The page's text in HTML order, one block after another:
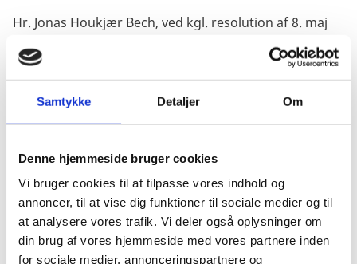
Samtykke Detaljer Om
Denne hjemmeside bruger cookies
Vi bruger cookies til at tilpasse vores indhold og
annoncer, til at vise dig funktioner til sociale medier og til
at analysere vores trafik. Vi deler også oplysninger om
din brug af vores hjemmeside med vores partnere inden
for sociale medier, annonceringspartnere og
Hr. Jonas Houkjær Bech, ved kgl. resolution af 8. maj
jurisdiktion i Thisted.
Konsulatets adresse og kontaktoplysninger:
Frederiksgade 14, 7700 Thisted
E-mail:mada@advodan.dk
Telefon: +45 97 92 28 88
Åbningstider: 09:00-16:00 (mandag-tirsdag)
Hr. Michael Hammer, ved kgl. resolution af 8. maj
2026, er udnævnt honorær konsul for Island med
jurisdiktion på Bornholm.